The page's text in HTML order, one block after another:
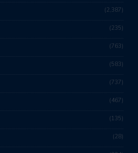
2,387
235
763
583
737
467
135
28